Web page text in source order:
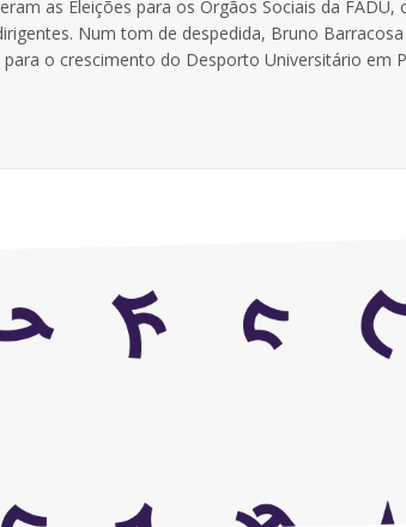
as Eleições para os Órgãos Sociais da
Num tom de despedida, Bruno
o crescimento do Desporto Universitário em